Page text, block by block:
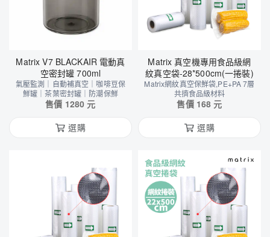
Matrix V7 BLACKAIR 電動真
空密封罐 700ml
氣壓監測｜自動補真空｜咖啡豆保
鮮罐｜茶葉密封罐｜防潮保鮮
售價 1280 元
選購
Matrix 真空機專用食品級網
紋真空袋-28*500cm(一捲裝)
Matrix網紋真空保鮮袋,PE+PA 7層
共擠食品級材料
售價 168 元
選購